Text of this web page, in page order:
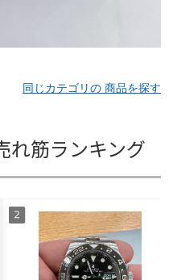
同じカテゴリの 商品を探す
れ筋ランキング